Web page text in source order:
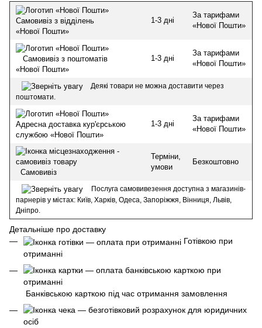
Самовивіз з відділень
«Нової Пошти»
1-3 дні
За тарифами
«Нової Пошти»
Самовивіз з поштоматів
«Нової Пошти»
1-3 дні
За тарифами
«Нової Пошти»
Деякі товари не можна доставити через
поштомати.
Адресна доставка кур'єрською
службою «Нової Пошти»
1-3 дні
За тарифами
«Нової Пошти»
Самовивіз
Терміни,
умови
Безкоштовно
Послуга самовивезення доступна з магазинів-
парнерів у містах: Київ, Харків, Одеса, Запоріжжя, Вінниця, Львів,
Дніпро.
Детальніше про доставку
Готівкою при
отриманні
Банківською карткою під час отримання замовлення